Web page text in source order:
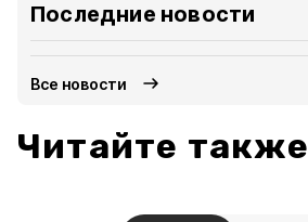
Последние новости
Все новости
Читайте также